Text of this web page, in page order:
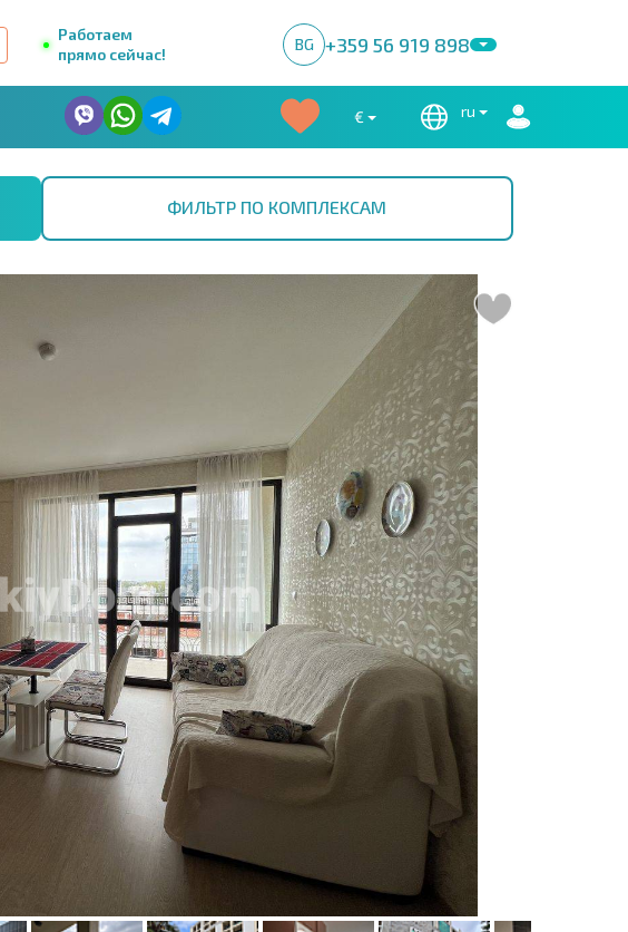
Работаем
прямо сейчас!
BG +359 56 919 898
€ ru
ФИЛЬТР ПО КОМПЛЕКСАМ